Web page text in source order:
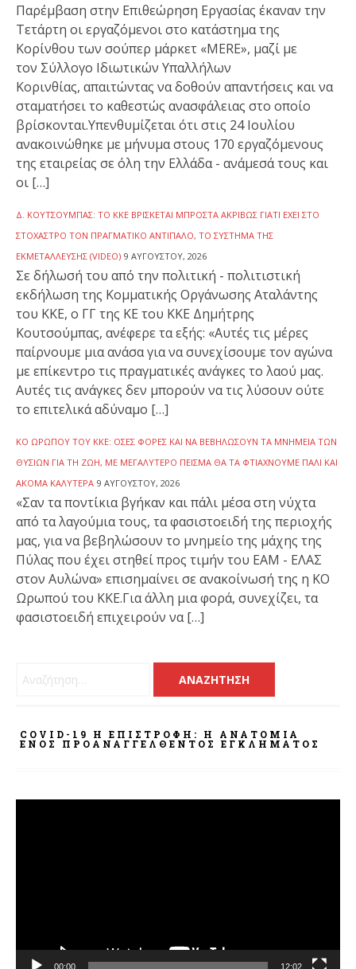
Παρέμβαση στην Επιθεώρηση Εργασίας έκαναν την
Τετάρτη οι εργαζόμενοι στο κατάστημα της
Κορίνθου των σούπερ μάρκετ «MERE», μαζί με
τον Σύλλογο Ιδιωτικών Υπαλλήλων
Κορινθίας, απαιτώντας να δοθούν απαντήσεις και να
σταματήσει το καθεστώς ανασφάλειας στο οποίο
βρίσκονται.Υπενθυμίζεται ότι στις 24 Ιουλίου
ανακοινώθηκε με μήνυμα στους 170 εργαζόμενους
της εταιρείας σε όλη την Ελλάδα - ανάμεσά τους και
οι […]
Δ. ΚΟΥΤΣΟΎΜΠΑΣ: ΤΟ ΚΚΕ ΒΡΊΣΚΕΤΑΙ ΜΠΡΟΣΤΆ ΑΚΡΙΒΏΣ ΓΙΑΤΊ ΈΧΕΙ ΣΤΟ
ΣΤΌΧΑΣΤΡΟ ΤΟΝ ΠΡΑΓΜΑΤΙΚΌ ΑΝΤΊΠΑΛΟ, ΤΟ ΣΎΣΤΗΜΑ ΤΗΣ
ΕΚΜΕΤΆΛΛΕΥΣΗΣ (VIDEO) 9 ΑΥΓΟΎΣΤΟΥ, 2026
Σε δήλωσή του από την πολιτική - πολιτιστική
εκδήλωση της Κομματικής Οργάνωσης Αταλάντης
του ΚΚΕ, ο ΓΓ της ΚΕ του ΚΚΕ Δημήτρης
Κουτσούμπας, ανέφερε τα εξής: «Αυτές τις μέρες
παίρνουμε μια ανάσα για να συνεχίσουμε τον αγώνα
με επίκεντρο τις πραγματικές ανάγκες το λαού μας.
Αυτές τις ανάγκες δεν μπορούν να τις λύσουν ούτε
το επιτελικά αδύναμο […]
ΚΟ ΩΡΩΠΟΎ ΤΟΥ ΚΚΕ: ΌΣΕΣ ΦΟΡΈΣ ΚΑΙ ΝΑ ΒΕΒΗΛΏΣΟΥΝ ΤΑ ΜΝΗΜΕΊΑ ΤΩΝ
ΘΥΣΙΏΝ ΓΙΑ ΤΗ ΖΩΉ, ΜΕ ΜΕΓΑΛΎΤΕΡΟ ΠΕΊΣΜΑ ΘΑ ΤΑ ΦΤΙΆΧΝΟΥΜΕ ΠΆΛΙ ΚΑΙ
ΑΚΌΜΑ ΚΑΛΎΤΕΡΑ 9 ΑΥΓΟΎΣΤΟΥ, 2026
«Σαν τα ποντίκια βγήκαν και πάλι μέσα στη νύχτα
από τα λαγούμια τους, τα φασιστοειδή της περιοχής
μας, για να βεβηλώσουν το μνημείο της μάχης της
Πύλας που έχει στηθεί προς τιμήν του ΕΑΜ - ΕΛΑΣ
στον Αυλώνα» επισημαίνει σε ανακοίνωσή της η ΚΟ
Ωρωπού του ΚΚΕ.Για άλλη μια φορά, συνεχίζει, τα
φασιστοειδή επιχειρούν να […]
Αναζήτηση για:
COVID-19 Η ΕΠΙΣΤΡΟΦΗ: Η ΑΝΑΤΟΜΊΑ
ΕΝΌΣ ΠΡΟΑΝΑΓΓΕΛΘΈΝΤΟΣ ΕΓΚΛΉΜΑΤΟΣ
00:00 12:02